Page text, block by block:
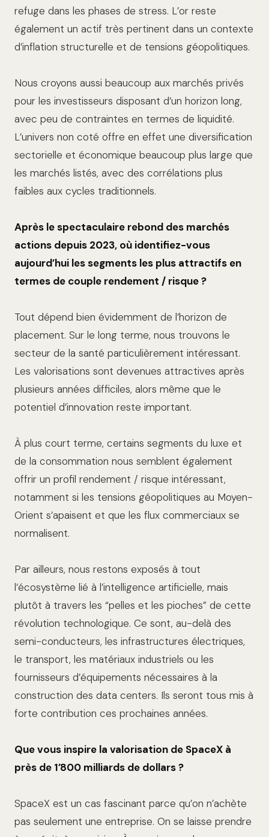
refuge dans les phases de stress. L’or reste
également un actif très pertinent dans un contexte
d’inflation structurelle et de tensions géopolitiques.
Nous croyons aussi beaucoup aux marchés privés
pour les investisseurs disposant d’un horizon long,
avec peu de contraintes en termes de liquidité.
L’univers non coté offre en effet une diversification
sectorielle et économique beaucoup plus large que
les marchés listés, avec des corrélations plus
faibles aux cycles traditionnels.
Après le spectaculaire rebond des marchés
actions depuis 2023, où identifiez-vous
aujourd’hui les segments les plus attractifs en
termes de couple rendement / risque ?
Tout dépend bien évidemment de l’horizon de
placement. Sur le long terme, nous trouvons le
secteur de la santé particulièrement intéressant.
Les valorisations sont devenues attractives après
plusieurs années difficiles, alors même que le
potentiel d’innovation reste important.
À plus court terme, certains segments du luxe et
de la consommation nous semblent également
offrir un profil rendement / risque intéressant,
notamment si les tensions géopolitiques au Moyen-
Orient s’apaisent et que les flux commerciaux se
normalisent.
Par ailleurs, nous restons exposés à tout
l’écosystème lié à l’intelligence artificielle, mais
plutôt à travers les “pelles et les pioches” de cette
révolution technologique. Ce sont, au-delà des
semi-conducteurs, les infrastructures électriques,
le transport, les matériaux industriels ou les
fournisseurs d’équipements nécessaires à la
construction des data centers. Ils seront tous mis à
forte contribution ces prochaines années.
Que vous inspire la valorisation de SpaceX à
près de 1’800 milliards de dollars ?
SpaceX est un cas fascinant parce qu’on n’achète
pas seulement une entreprise. On se laisse prendre